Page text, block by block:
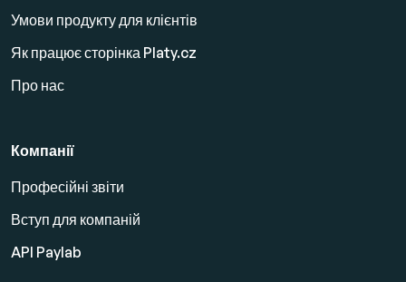
Умови продукту для клієнтів
Як працює сторінка Platy.cz
Про нас
Компанії
Професійні звіти
Вступ для компаній
API Paylab